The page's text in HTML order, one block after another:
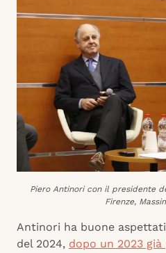
Piero Antinori con il presidente
Firenze,
Antinori ha buone
del 2024, dopo un 2023 già